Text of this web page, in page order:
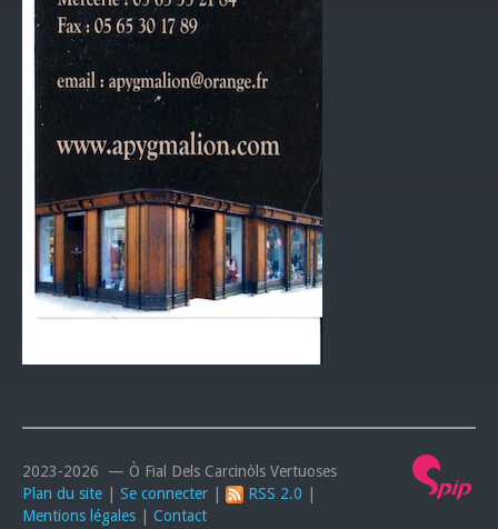
2023-2026 — Ò Fial Dels Carcinòls Vertuoses
Plan du site | Se connecter | RSS 2.0 |
Mentions légales | Contact